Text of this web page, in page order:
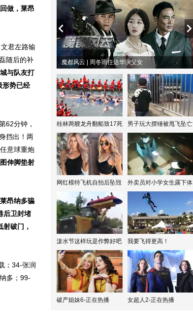
做，莱昂
君左路输
随后的补
与队友打
形势已经
62分钟，
挡出！两
意球重炮
伸脚垫射
昂纳多骗
后卫封堵
破门，
；34-张润
多；99-
魔都风云 | 周冬雨任达华演父女
桂林两艘龙舟翻船致17死 男子玩大摆锤被甩飞坠亡
网红模特飞机自拍后坠毁 外卖员对小学女生露下体
泼水节这样玩是作弊好吧 我要飞得更高！
破产姐妹6-正在热播 女超人2-正在热播